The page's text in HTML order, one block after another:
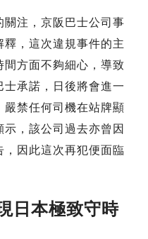
注，京阪巴士公司事
，這次違規事件的主
方面不夠細心，導致
承諾，日後將會進一
嚴禁任何司機在站牌顯
，該公司過去亦曾因
因此這次再犯便面臨
日本極致守時